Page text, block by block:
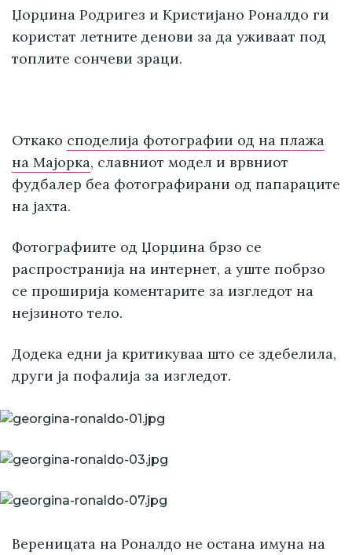
Џорџина Родригез и Кристијано Роналдо ги
користат летните денови за да уживаат под
топлите сончеви зраци.
Откако споделија фотографии од на плажа
на Мајорка, славниот модел и врвниот
фудбалер беа фотографирани од папараците
на јахта.
Фотографиите од Џорџина брзо се
распространија на интернет, а уште побрзо
се проширија коментарите за изгледот на
нејзиното тело.
Додека едни ја критикуваа што се здебелила,
други ја пофалија за изгледот.
Вереницата на Роналдо не остана имуна на